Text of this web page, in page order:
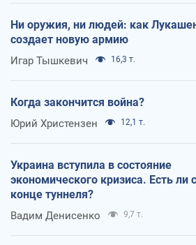
Ни оружия, ни людей: как
создает новую армию
Игар Тышкевич 16,3 т.
Когда закончится война?
Юрий Христензен 12,1 т.
Украина вступила в состояние
экономического кризиса. Есть ли
конце туннеля?
Вадим Денисенко 9,7 т.